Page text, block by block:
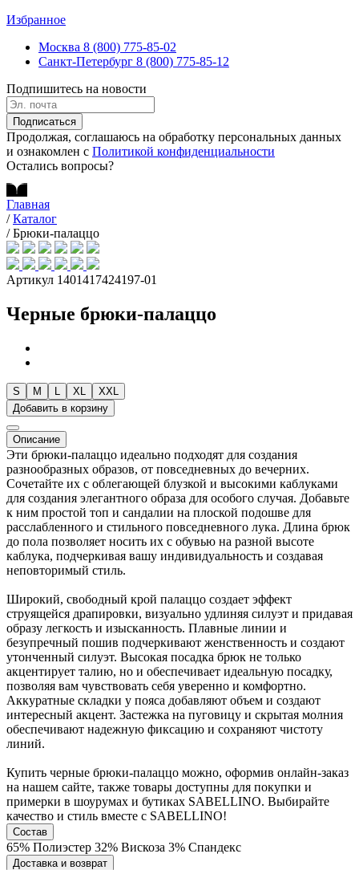
Избранное
Москва 8 (800) 775-85-02
Санкт-Петербург 8 (800) 775-85-12
Подпишитесь на новости
Подписаться
Продолжая, соглашаюсь на обработку персональных данных
и ознакомлен с Политикой конфиденциальности
Остались вопросы?
Главная
/ Каталог
/ Брюки-палаццо
Артикул 1401417424197-01
Черные брюки-палаццо
S M XL
XXL
Добавить в корзину
Описание
Эти брюки-палаццо идеально подходят для создания
разнообразных образов, от повседневных до вечерних.
Сочетайте их с облегающей блузкой и высокими каблуками
для создания элегантного образа для особого случая. Добавьте
к ним простой топ и сандалии на плоской подошве для
расслабленного и стильного повседневного лука. Длина брюк
до пола позволяет носить их с обувью на разной высоте
каблука, подчеркивая вашу индивидуальность и создавая
неповторимый стиль.
Широкий, свободный крой палаццо создает эффект
струящейся драпировки, визуально удлиняя силуэт и придавая
образу легкость и изысканность. Плавные линии и
безупречный пошив подчеркивают женственность и создают
утонченный силуэт. Высокая посадка брюк не только
акцентирует талию, но и обеспечивает идеальную посадку,
позволяя вам чувствовать себя уверенно и комфортно.
Аккуратные складки у пояса добавляют объем и создают
интересный акцент. Застежка на пуговицу и скрытая молния
обеспечивают надежную фиксацию и сохраняют чистоту
линий.
Купить черные брюки-палаццо можно, оформив онлайн-заказ
на нашем сайте, также товары доступны для покупки и
примерки в шоурумах и бутиках SABELLINO. Выбирайте
качество и стиль вместе с SABELLINO!
Состав
65% Полиэстер 32% Вискоза 3% Спандекс
Доставка и возврат